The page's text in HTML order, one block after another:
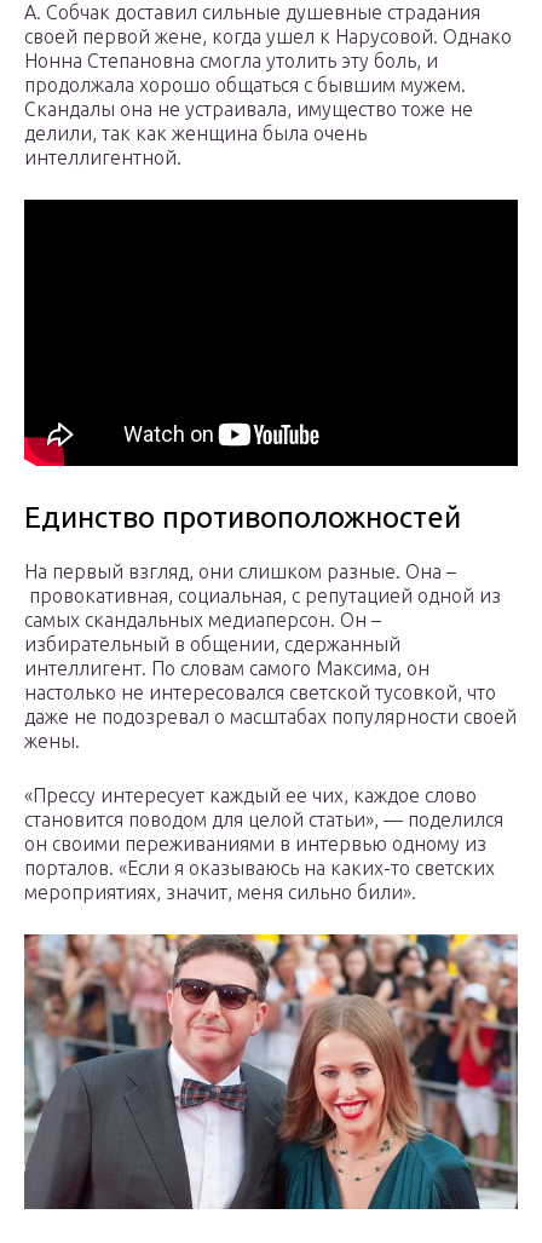
А. Собчак доставил сильные душевные страдания
своей первой жене, когда ушел к Нарусовой. Однако
Нонна Степановна смогла утолить эту боль, и
продолжала хорошо общаться с бывшим мужем.
Скандалы она не устраивала, имущество тоже не
делили, так как женщина была очень
интеллигентной.
Единство противоположностей
На первый взгляд, они слишком разные. Она –
провокативная, социальная, с репутацией одной из
самых скандальных медиаперсон. Он –
избирательный в общении, сдержанный
интеллигент. По словам самого Максима, он
настолько не интересовался светской тусовкой, что
даже не подозревал о масштабах популярности своей
жены.
«Прессу интересует каждый ее чих, каждое слово
становится поводом для целой статьи», — поделился
он своими переживаниями в интервью одному из
порталов. «Если я оказываюсь на каких-то светских
мероприятиях, значит, меня сильно били».